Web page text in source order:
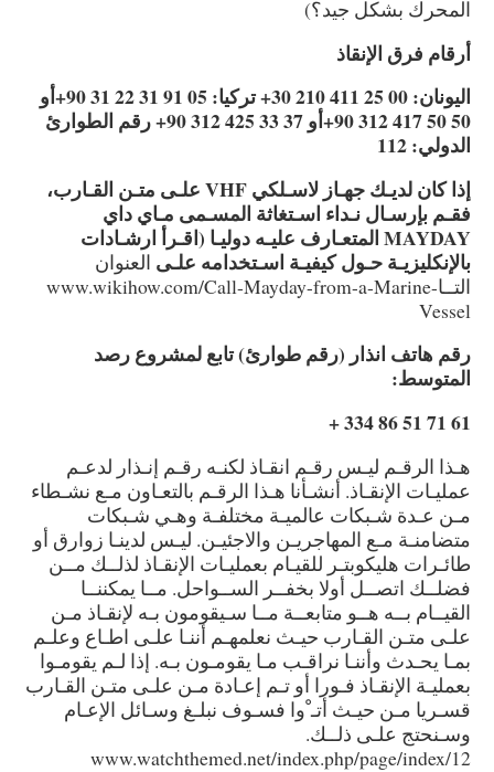
المحرك بشكل جيد؟)
أرقام فرق الإنقاذ
اليونان: 00 25 411 210 30+ تركيا: 05 91 31 22 31 90+أو
50 50 417 312 90+أو 37 33 425 312 90+ رقم الطوارئ
الدولي: 112
إذا كان لديـك جهـاز لاسـلكي VHF علـى متـن القـارب،
فقـم بإرسـال نـداء اسـتغاثة المسـمى مـاي داي
MAYDAY المتعـارف عليـه دوليـا (اقـرأ ارشـادات
بالإنكليزيـة حـول كيفيـة اسـتخدامه علـى العنوان
التــاwww.wikihow.com/Call-Mayday-from-a-Marine-
Vessel
رقم هاتف انذار (رقم طوارئ) تابع لمشروع رصد
المتوسط:
61 71 51 86 334 +
هـذا الرقـم ليـس رقـم انقـاذ لكنـه رقـم إنـذار لدعـم
عمليـات الإنقـاذ. أنشـأنا هـذا الرقـم بالتعـاون مـع نشـطاء
مـن عـدة شـبكات عالميـة مختلفـة وهـي شـبكات
متضامنـة مـع المهاجريـن والاجئيـن. ليـس لدينـا زوارق أو
طائـرات هليكوبتـر للقيـام بعمليـات الإنقـاذ لذلــك مــن
فضلــك اتصــل أولا بخفــر الســواحل. مــا يمكننــا
القيــام بــه هــو متابعــة مــا سـيقومون بـه لإنقـاذ مـن
علـى متـن القـارب حيـث نعلمهـم أننـا علـى اطـاع وعلـم
بمـا يحـدث وأننـا نراقـب مـا يقومـون بـه. إذا لـم يقومـوا
بعمليـة الإنقـاذ فـورا أو تـم إعـادة مـن علـى متـن القـارب
قسـريا مـن حيـث أتـ ْوا فسـوف نبلـغ وسـائل الإعـام
وسـنحتج علـى ذلــك.
12/www.watchthemed.net/index.php/page/index